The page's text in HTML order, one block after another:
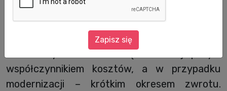
kosztów eksploatacyjnych, niekiedy mają one
istotny wpływ na koszty produkcji i usług.
Zainstalowane urządzenia powinny
charakteryzować się najlepszym
współczynnikiem kosztów, a w przypadku
modernizacji – krótkim okresem zwrotu.
Zapisz się